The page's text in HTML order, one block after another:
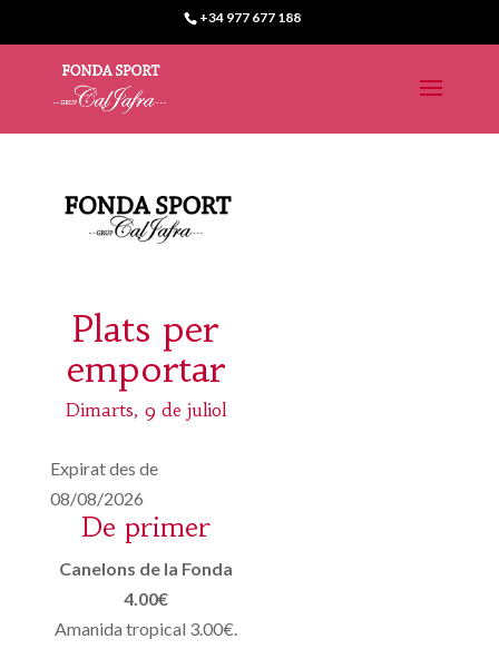
+34 977 677 188
Plats per
emportar
Dimarts, 9 de juliol
Expirat des de
08/08/2026
De primer
Canelons de la Fonda
4.00€
Amanida tropical 3.00€.